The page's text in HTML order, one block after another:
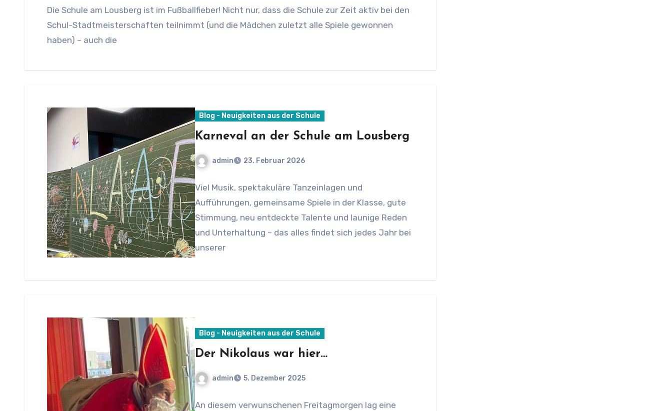
Die Schule am Lousberg ist im Fußballfieber! Nicht nur, dass die Schule zur Zeit aktiv bei den
Schul-Stadtmeisterschaften teilnimmt (und die Mädchen zuletzt alle Spiele gewonnen
haben) – auch die
Blog - Neuigkeiten aus der Schule
Karneval an der Schule am Lousberg
admin 23. Februar 2026
Viel Musik, spektakuläre Tanzeinlagen und
Aufführungen, gemeinsame Spiele in der Klasse, gute
Stimmung, neu entdeckte Talente und launige Reden
und Unterhaltung – das alles findet sich jedes Jahr bei
unserer
Blog - Neuigkeiten aus der Schule
Der Nikolaus war hier…
admin 5. Dezember 2025
An diesem verwunschenen Freitagmorgen lag eine